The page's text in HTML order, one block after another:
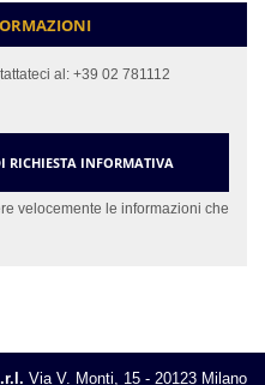
al: +39 02 781112
RICHIESTA INFORMATIVA
velocemente le informazioni che
Via V. Monti, 15 - 20123 Milano